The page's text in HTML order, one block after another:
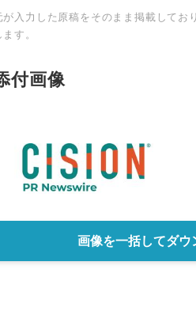
入力した原稿をそのまま掲載して
す。
付画像
画像を一括してダウ